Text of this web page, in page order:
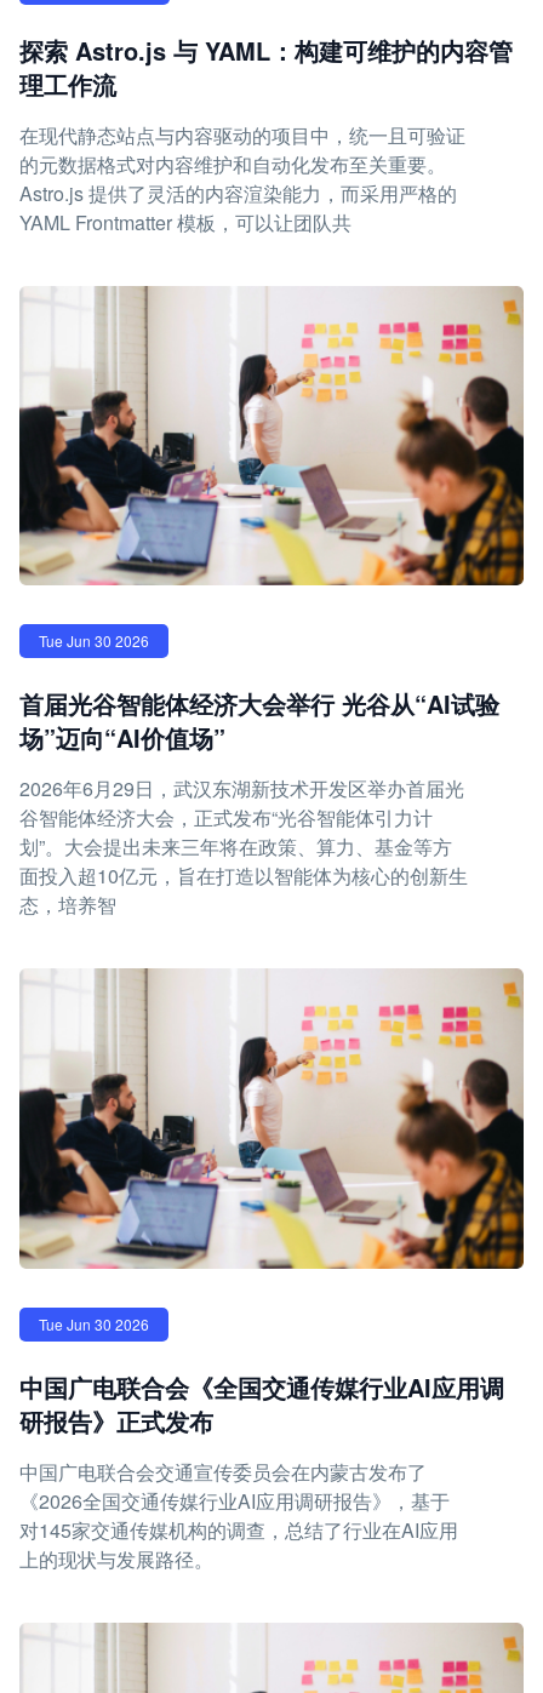
探索 Astro.js 与 YAML：构建可维护的内容管
理工作流
在现代静态站点与内容驱动的项目中，统一且可验证
的元数据格式对内容维护和自动化发布至关重要。
Astro.js 提供了灵活的内容渲染能力，而采用严格的
YAML Frontmatter 模板，可以让团队共
Tue Jun 30 2026
首届光谷智能体经济大会举行 光谷从“AI试验
场”迈向“AI价值场”
2026年6月29日，武汉东湖新技术开发区举办首届光
谷智能体经济大会，正式发布“光谷智能体引力计
划”。大会提出未来三年将在政策、算力、基金等方
面投入超10亿元，旨在打造以智能体为核心的创新生
态，培养智
Tue Jun 30 2026
中国广电联合会《全国交通传媒行业AI应用调
研报告》正式发布
中国广电联合会交通宣传委员会在内蒙古发布了
《2026全国交通传媒行业AI应用调研报告》，基于
对145家交通传媒机构的调查，总结了行业在AI应用
上的现状与发展路径。